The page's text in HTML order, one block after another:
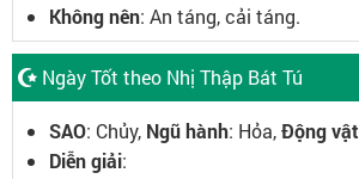
Không nên: An táng, cải táng.
Ngày Tốt theo Nhị Thập Bát Tú
SAO: Chủy, Ngũ hành: Hỏa,Động vật
Diễn giải: